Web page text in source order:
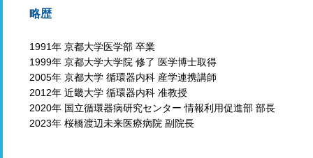
略歴
1991年 京都大学医学部 卒業
1999年 京都大学大学院 修了 医学博士取得
2005年 京都大学 循環器内科 産学連携講師
2012年 近畿大学 循環器内科 准教授
2020年 国立循環器病研究センター 情報利用促進部 部長
2023年 桜橋渡辺未来医療病院 副院長